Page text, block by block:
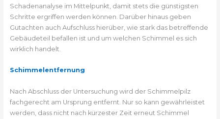
Schadenanalyse im Mittelpunkt, damit stets die günstigsten
Schritte ergriffen werden können. Darüber hinaus geben
Gutachten auch Aufschluss hierüber, wie stark das betreffende
Gebäudeteil befallen ist und um welchen Schimmel es sich
wirklich handelt.
Schimmelentfernung
Nach Abschluss der Untersuchung wird der Schimmelpilz
fachgerecht am Ursprung entfernt. Nur so kann gewährleistet
werden, dass nicht nach kürzester Zeit erneut Schimmel